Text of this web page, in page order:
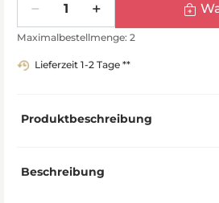
Maximalbestellmenge: 2
Lieferzeit 1-2 Tage **
Produktbeschreibung
Beschreibung